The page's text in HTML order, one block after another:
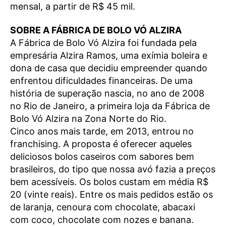
mensal, a partir de R$ 45 mil.
SOBRE A FÁBRICA DE BOLO VÓ ALZIRA
A Fábrica de Bolo Vó Alzira foi fundada pela
empresária Alzira Ramos, uma exímia boleira e
dona de casa que decidiu empreender quando
enfrentou dificuldades financeiras. De uma
história de superação nascia, no ano de 2008
no Rio de Janeiro, a primeira loja da Fábrica de
Bolo Vó Alzira na Zona Norte do Rio.
Cinco anos mais tarde, em 2013, entrou no
franchising. A proposta é oferecer aqueles
deliciosos bolos caseiros com sabores bem
brasileiros, do tipo que nossa avó fazia a preços
bem acessíveis. Os bolos custam em média R$
20 (vinte reais). Entre os mais pedidos estão os
de laranja, cenoura com chocolate, abacaxi
com coco, chocolate com nozes e banana.